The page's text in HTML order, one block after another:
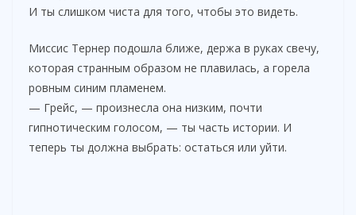
И ты слишком чиста для того, чтобы это видеть.
Миссис Тернер подошла ближе, держа в руках свечу,
которая странным образом не плавилась, а горела
ровным синим пламенем.
— Грейс, — произнесла она низким, почти
гипнотическим голосом, — ты часть истории. И
теперь ты должна выбрать: остаться или уйти.